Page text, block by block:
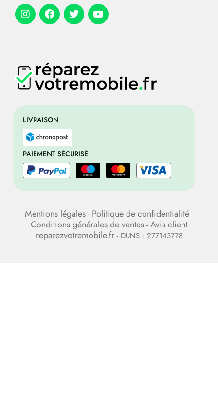
LIVRAISON
PAIEMENT SÉCURISÉ
Mentions légales - Politique de confidentialité -
Conditions générales de ventes - Avis client
reparezvotremobile.fr- DUNS : 277143778